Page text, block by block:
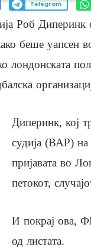
Telegram
Роб Диперинк
беше
лондонската
Диперинк, кој
судија (ВАР) на
пријавата во
петокот,
И покрај ова,
од листата.